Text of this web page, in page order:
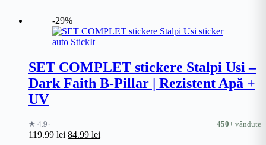
multe
pot
fi
alese
în
-29%
SET COMPLET stickere Stalpi Usi –
Dark Faith B-Pillar | Rezistent Apă +
UV
★ 4.9 · 450+ vândute
119.99lei Prețul
84.99 lei